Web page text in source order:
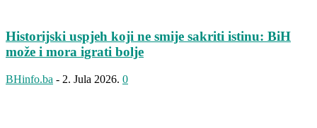
Historijski uspjeh koji ne smije sakriti istinu: BiH
može i mora igrati bolje
BHinfo.ba - 2. Jula 2026. 0